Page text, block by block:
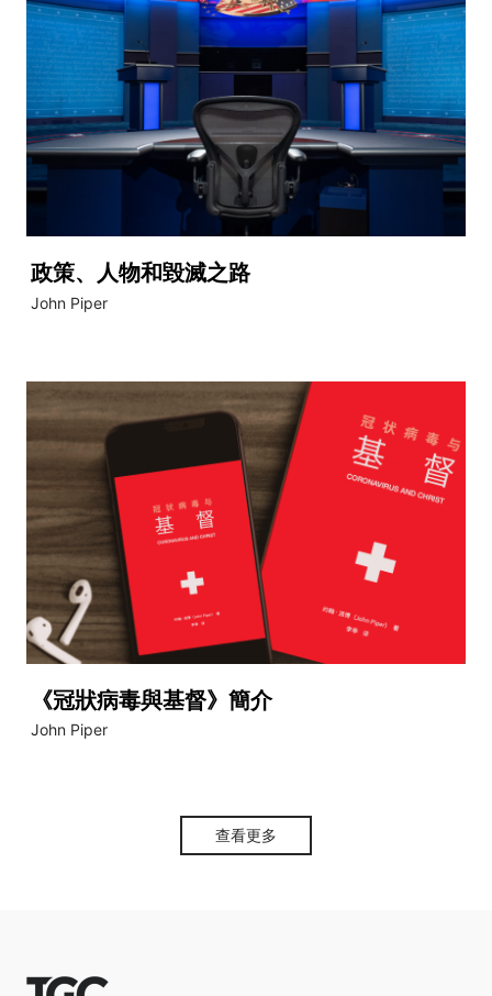
政策、人物和毀滅之路
John Piper
video
《冠狀病毒與基督》簡介
John Piper
查看更多